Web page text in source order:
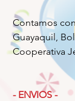
Contamos
Guayaquil,
Cooperativa
- ENVIOS -